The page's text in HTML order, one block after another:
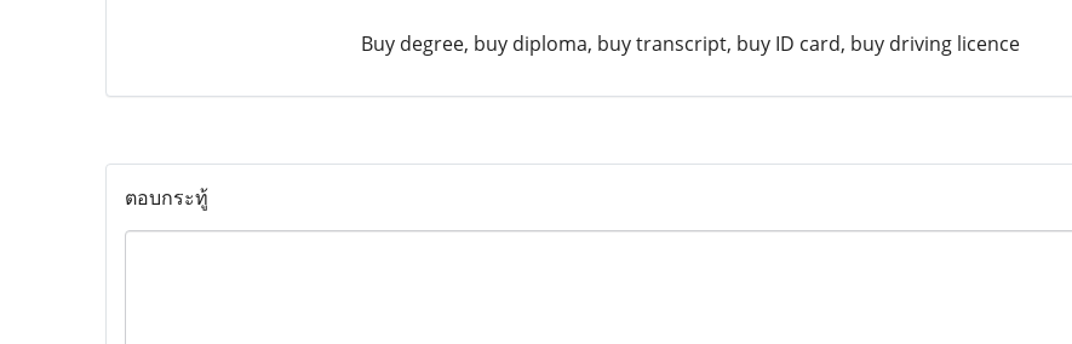
Buy degree, buy diploma, buy transcript, buy ID card, buy driving licence
ตอบกระทู้